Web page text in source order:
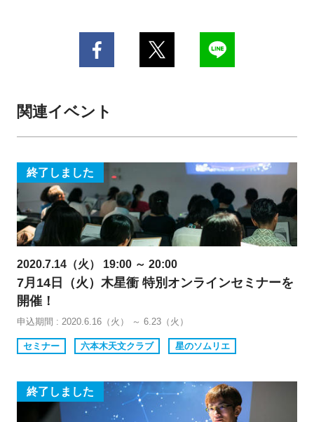
関連イベント
終了しました
2020.7.14（火） 19:00 ～ 20:00
7月14日（火）木星衝 特別オンラインセミナーを
開催！
申込期間 : 2020.6.16（火） ～ 6.23（火）
セミナー 六本木天文クラブ 星のソムリエ
終了しました